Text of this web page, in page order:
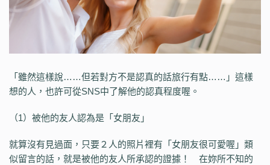
「雖然這樣說……但若對方不是認真的話旅行有點……」這樣
想的人，也許可從SNS中了解他的認真程度喔。
（1）被他的友人認為是「女朋友」
就算沒有見過面，只要２人的照片裡有「女朋友很可愛喔」類
似留言的話，就是被他的友人所承認的證據！ 在妳所不知的